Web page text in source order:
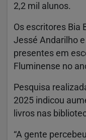
2,2 mil alunos.
Os escritores Bia
Jessé Andarilho
presentes em
Fluminense no
Pesquisa
2025 indicou
livros nas
“A gente